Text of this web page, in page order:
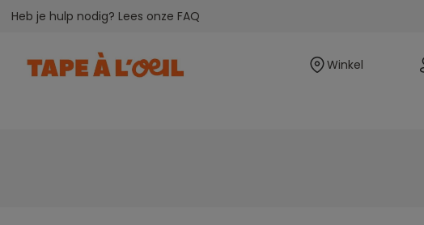
Heb je hulp nodig? Lees onze FAQ
Winkel